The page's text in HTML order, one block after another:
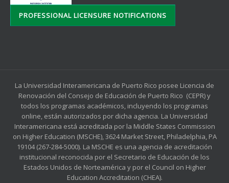
PROFESSIONAL LICENSURE NOTIFICATIONS
La Universidad Interamericana de Puerto Rico posee Licencia de
Renovación del Consejo de Educación de Puerto Rico (CEPR) y
todos los programas académicos, incluyendo los programas
online, están autorizados por dicha agencia. La Universidad
Interamericana está acreditada por la Middle States Commission
on Higher Education (MSCHE), 3624 Market Street, Philadelphia, PA
19104 (267-284-5000). La MSCHE es una agencia de acreditación
institucional reconocida por el Secretario de Educación de los
Estados Unidos de Norteamérica y por el Council on Higher
Education Accreditation (CHEA).